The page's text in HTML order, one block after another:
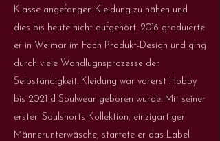
Klasse angefangen Kleidung zu nähen und
dies bis heute nicht aufgehört. 2016 graduierte
er in Weimar im Fach Produkt-Design und ging
durch viele Wandlugnsprozesse der
Selbständigkeit. Kleidung war vorerst Hobby
bis 2021 d-Soulwear geboren wurde. Mit seiner
ersten Soulshorts-Kollektion, einzigartiger
Männerunterwäsche, startete er das Label